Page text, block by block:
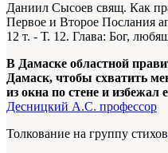
Даниил Сысоев свящ. Как
Первое и Второе Послания
12 т. - Т. 12. Глава: Бог,
В Дамаске областной
Дамаск, чтобы схватить
из окна по стене и избежал
Десницкий А.С. профессор
Толкование на группу